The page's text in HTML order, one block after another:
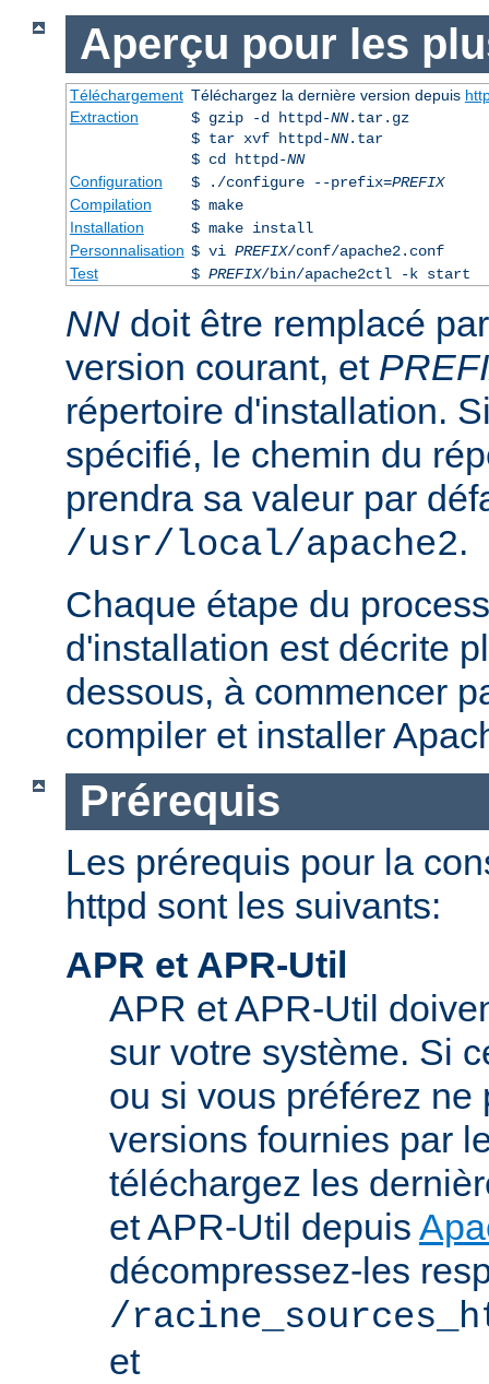
Aperçu pour les
Téléchargement Téléchargez la dernière version depuis
Extraction
$ gzip -d httpd-NN.tar.gz
$ tar xvf httpd-NN.tar
$ cd httpd-NN
Configuration
$ ./configure --prefix=PREFIX
Compilation
$ make
Installation
$ make install
Personnalisation $ vi PREFIX/conf/apache2.conf
Test
$ PREFIX/bin/apache2ctl -k start
NN doit être remplacé
version courant, et
répertoire d'installation.
spécifié, le chemin du
prendra sa valeur par
/usr/local/apache2.
Chaque étape du
d'installation est décrite
dessous, à commencer
compiler et installer
Prérequis
Les prérequis pour la
httpd sont les suivants:
APR et APR-Util
APR et APR-Util
sur votre système. Si
ou si vous préférez ne
versions fournies par
téléchargez les
et APR-Util depuis
décompressez-les
/
et